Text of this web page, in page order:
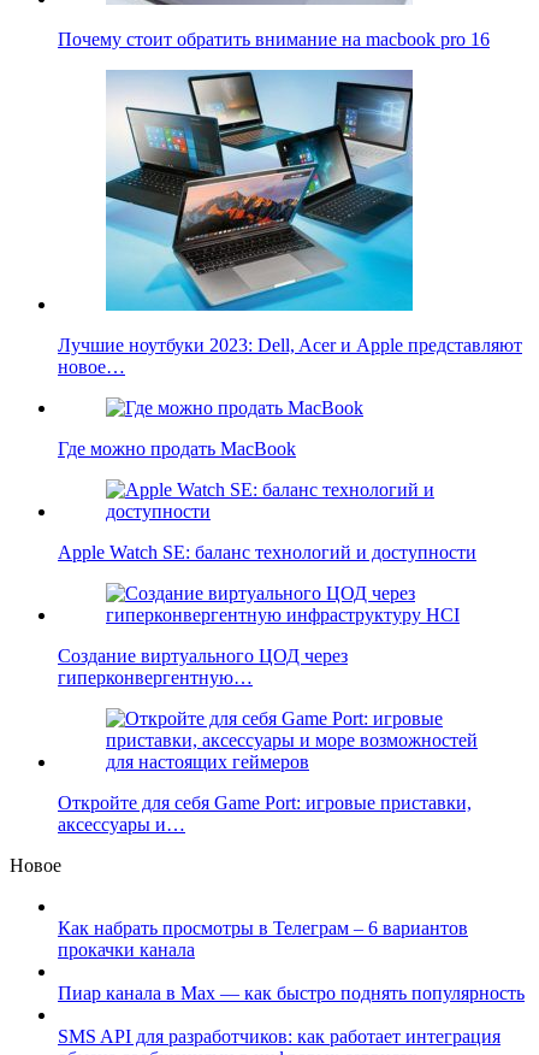
Почему стоит обратить внимание на macbook pro 16
Лучшие ноутбуки 2023: Dell, Acer и Apple представляют
новое…
Где можно продать MacBook
Apple Watch SE: баланс технологий и доступности
Создание виртуального ЦОД через
гиперконвергентную…
Откройте для себя Game Port: игровые приставки,
аксессуары и…
Новое
Как набрать просмотры в Телеграм – 6 вариантов
прокачки канала
Пиар канала в Max — как быстро поднять популярность
SMS API для разработчиков: как работает интеграция